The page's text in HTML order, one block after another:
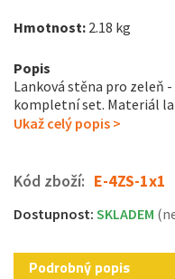
Hmotnost: 2.18 kg
Popis
Lanková stěna pro zeleň
kompletní set. Materiál
Ukaž celý popis >
Kód zboží: E-4ZS-1x1
Dostupnost: SKLADEM
Podrobný popis